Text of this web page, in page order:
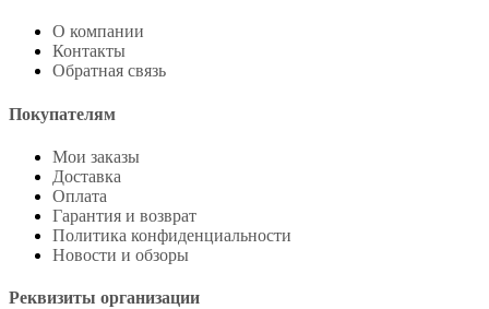
О компании
Контакты
Обратная связь
Покупателям
Мои заказы
Доставка
Оплата
Гарантия и возврат
Политика конфиденциальности
Новости и обзоры
Реквизиты организации